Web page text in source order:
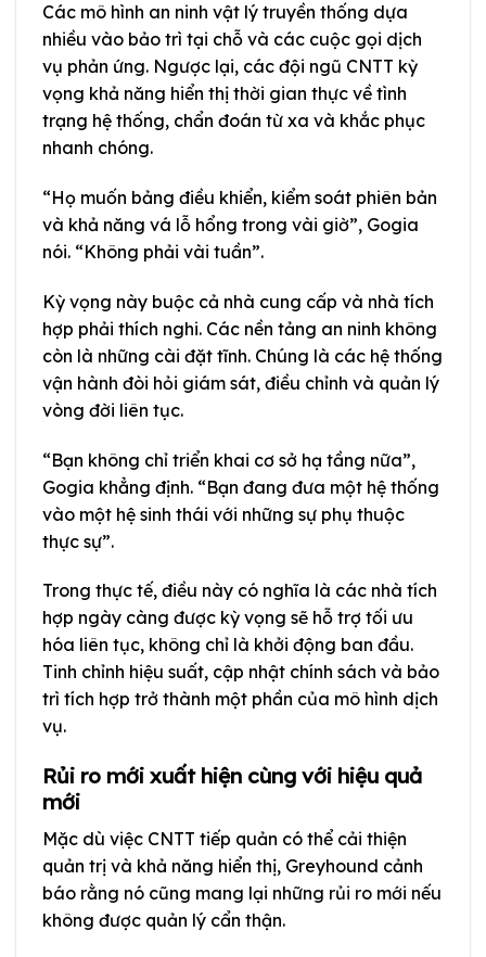
Các mô hình an ninh vật lý truyền thống dựa
nhiều vào bảo trì tại chỗ và các cuộc gọi dịch
vụ phản ứng. Ngược lại, các đội ngũ CNTT kỳ
vọng khả năng hiển thị thời gian thực về tình
trạng hệ thống, chẩn đoán từ xa và khắc phục
nhanh chóng.
“Họ muốn bảng điều khiển, kiểm soát phiên bản
và khả năng vá lỗ hổng trong vài giờ”, Gogia
nói. “Không phải vài tuần”.
Kỳ vọng này buộc cả nhà cung cấp và nhà tích
hợp phải thích nghi. Các nền tảng an ninh không
còn là những cài đặt tĩnh. Chúng là các hệ thống
vận hành đòi hỏi giám sát, điều chỉnh và quản lý
vòng đời liên tục.
“Bạn không chỉ triển khai cơ sở hạ tầng nữa”,
Gogia khẳng định. “Bạn đang đưa một hệ thống
vào một hệ sinh thái với những sự phụ thuộc
thực sự”.
Trong thực tế, điều này có nghĩa là các nhà tích
hợp ngày càng được kỳ vọng sẽ hỗ trợ tối ưu
hóa liên tục, không chỉ là khởi động ban đầu.
Tinh chỉnh hiệu suất, cập nhật chính sách và bảo
trì tích hợp trở thành một phần của mô hình dịch
vụ.
Rủi ro mới xuất hiện cùng với hiệu quả
mới
Mặc dù việc CNTT tiếp quản có thể cải thiện
quản trị và khả năng hiển thị, Greyhound cảnh
báo rằng nó cũng mang lại những rủi ro mới nếu
không được quản lý cẩn thận.